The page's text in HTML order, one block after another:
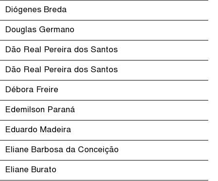
Diógenes Breda
Douglas Germano
Dão Real Pereira dos Santos
Dão Real Pereira dos Santos
Débora Freire
Edemilson Paraná
Eduardo Madeira
Eliane Barbosa da Conceição
Eliane Burato